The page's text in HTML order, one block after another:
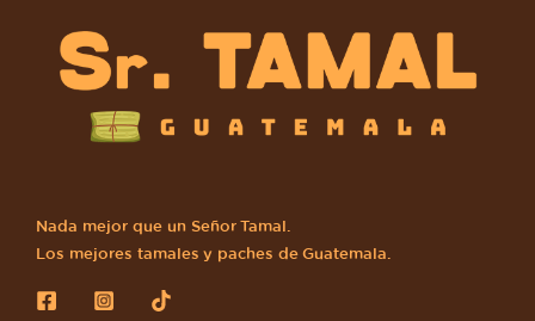
Nada mejor que un Señor Tamal.
Los mejores tamales y paches de Guatemala.